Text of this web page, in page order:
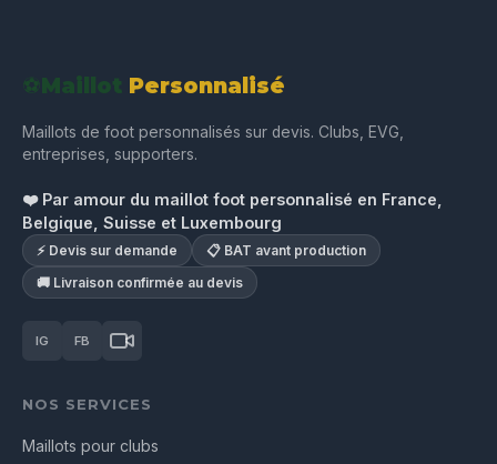
⚽Maillot Personnalisé
Maillots de foot personnalisés sur devis. Clubs, EVG,
entreprises, supporters.
❤️ Par amour du maillot foot personnalisé en France,
Belgique, Suisse et Luxembourg
⚡ Devis sur demande
📋 BAT avant production
🚚 Livraison confirmée au devis
IG FB
NOS SERVICES
Maillots pour clubs